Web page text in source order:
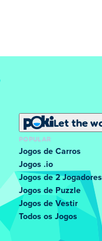
Let the
POPULAR
Jogos de Carros
Jogos .io
Jogos de 2 Jogadores
Jogos de Puzzle
Jogos de Vestir
Todos os Jogos